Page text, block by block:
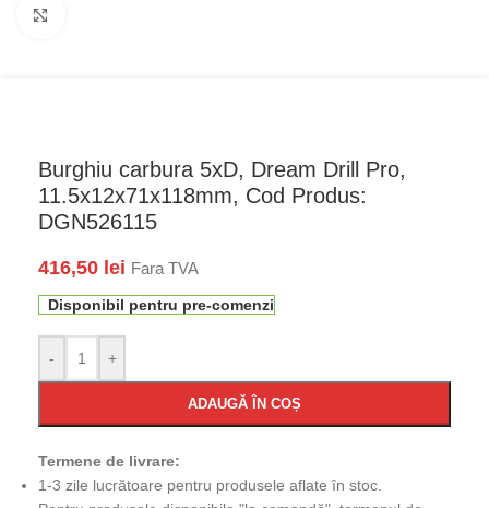
Burghiu carbura 5xD, Dream Drill Pro,
11.5x12x71x118mm, Cod Produs:
DGN526115
416,50 lei Fara TVA
Disponibil pentru pre-comenzi
- +
ADAUGĂ ÎN COȘ
Termene de livrare:
1-3 zile lucrătoare pentru produsele aflate în stoc.